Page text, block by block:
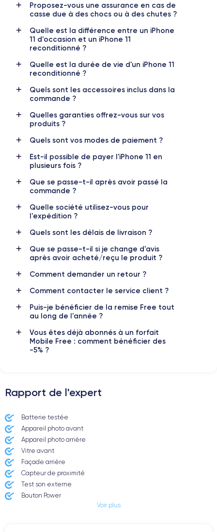
Date de sortie
10/09/2019
Système exploit.
iOS (iOS 26)
Dimensions
150x75.7x8.3 mm
Poids
Écran
IPS LCD 6.1 pouces
Résolution écran
Nom de la puce
Apple A13 Bionic
Nom GPU
GPU 4 cœurs
Fréq. processeur
Caméra
Résolution vidéo
4K - 3840x2160px Oui, minimum 18W
Batterie
3046 mAh
Dual SIM
Nano-SIM + eSIM
LTE/4G
Oui, tous opérateurs
Si vous souhaitez découvrir en détail les caractéristiques de ce
smartphone, consulter lafiche technique de l'iPhone 11.
Proposez-vous une assurance en cas de
casse due à des chocs ou à des chutes ?
Quelle est la différence entre un iPhone
11 d'occasion et un iPhone 11
reconditionné ?
Quelle est la durée de vie d'un iPhone 11
reconditionné ?
Quels sont les accessoires inclus dans la
commande ?
Quelles garanties offrez-vous sur vos
produits ?
Quels sont vos modes de paiement ?
Est-il possible de payer l'iPhone 11 en
plusieurs fois ?
Que se passe-t-il après avoir passé la
commande ?
Quelle société utilisez-vous pour
l'expédition ?
Quels sont les délais de livraison ?
Que se passe-t-il si je change d'avis
après avoir acheté/reçu le produit ?
Comment demander un retour ?
Comment contacter le service client ?
Puis-je bénéficier de la remise Free tout
au long de l'année ?
Vous êtes déjà abonnés à un forfait
Mobile Free : comment bénéficier des
-5% ?
Rapport de l'expert
Batterie testée
Appareil photo avant
Appareil photo arrière ​
Vitre avant ​
Façade arrière
Capteur de proximité
Test son externe
Bouton Power
Voir plus